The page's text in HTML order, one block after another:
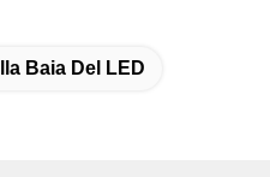
Baia Del LED